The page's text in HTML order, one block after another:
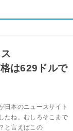
は629ドルで
日本のニュースサイト
たね。むしろそこまで
と言えばこの